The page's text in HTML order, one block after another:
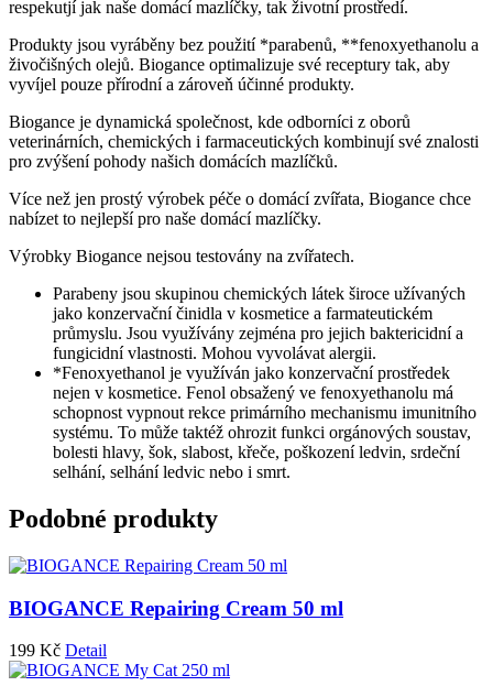
respekutjí jak naše domácí mazlíčky, tak životní prostředí.
Produkty jsou vyráběny bez použití *parabenů, **fenoxyethanolu a
živočišných olejů. Biogance optimalizuje své receptury tak, aby
vyvíjel pouze přírodní a zároveň účinné produkty.
Biogance je dynamická společnost, kde odborníci z oborů
veterinárních, chemických i farmaceutických kombinují své znalosti
pro zvýšení pohody našich domácích mazlíčků.
Více než jen prostý výrobek péče o domácí zvířata, Biogance chce
nabízet to nejlepší pro naše domácí mazlíčky.
Výrobky Biogance nejsou testovány na zvířatech.
Parabeny jsou skupinou chemických látek široce užívaných
jako konzervační činidla v kosmetice a farmateutickém
průmyslu. Jsou využívány zejména pro jejich baktericidní a
fungicidní vlastnosti. Mohou vyvolávat alergii.
*Fenoxyethanol je využíván jako konzervační prostředek
nejen v kosmetice. Fenol obsažený ve fenoxyethanolu má
schopnost vypnout rekce primárního mechanismu imunitního
systému. To může taktéž ohrozit funkci orgánových soustav,
bolesti hlavy, šok, slabost, křeče, poškození ledvin, srdeční
selhání, selhání ledvic nebo i smrt.
Podobné produkty
BIOGANCE Repairing Cream 50 ml
199 Kč Detail